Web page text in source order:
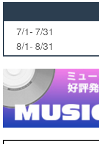
7/1- 7/31
8/1- 8/31